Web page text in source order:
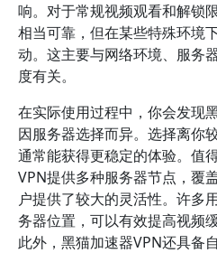
响。对于常规视频观看和解锁
相当可靠，但在某些特殊环境
动。这主要与网络环境、服务
度有关。
在实际使用过程中，你会发现
因服务器选择而异。选择离你
通常能获得更稳定的体验。值
VPN提供多种服务器节点，覆
户提供了较大的灵活性。许多
务器位置，可以有效提高视频
此外，黑猫加速器VPN还具备